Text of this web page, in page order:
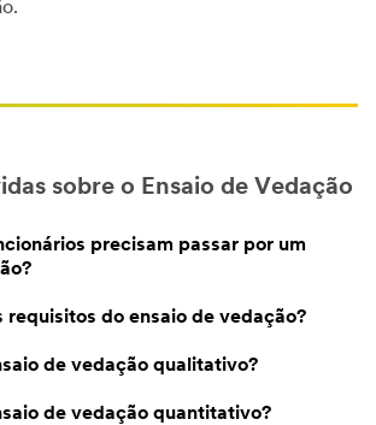
sobre o Ensaio de Vedação
precisam passar por um
requisitos do ensaio de vedação?
de vedação qualitativo?
de vedação quantitativo?